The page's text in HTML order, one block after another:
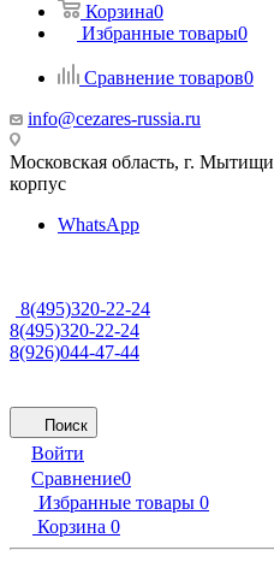
Корзина0
Избранные товары0
Сравнение товаров0
info@cezares-russia.ru
Московская область, г. Мытищи
корпус
WhatsApp
8(495)320-22-24
8(495)320-22-24
8(926)044-47-44
Поиск
Войти
Сравнение0
Избранные товары 0
Корзина 0